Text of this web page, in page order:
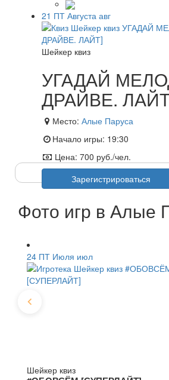
Регистрация
21 ПТ Августа авг
Шейкер квиз
УГАДАЙ
ДРАЙВЕ.
Место: Алые Паруса
Начало игры: 19:30
Цена: 700 руб./чел.
Зарегистрироваться
Фото игр в Алые
24 ПТ Июля июл
Шейкер квиз